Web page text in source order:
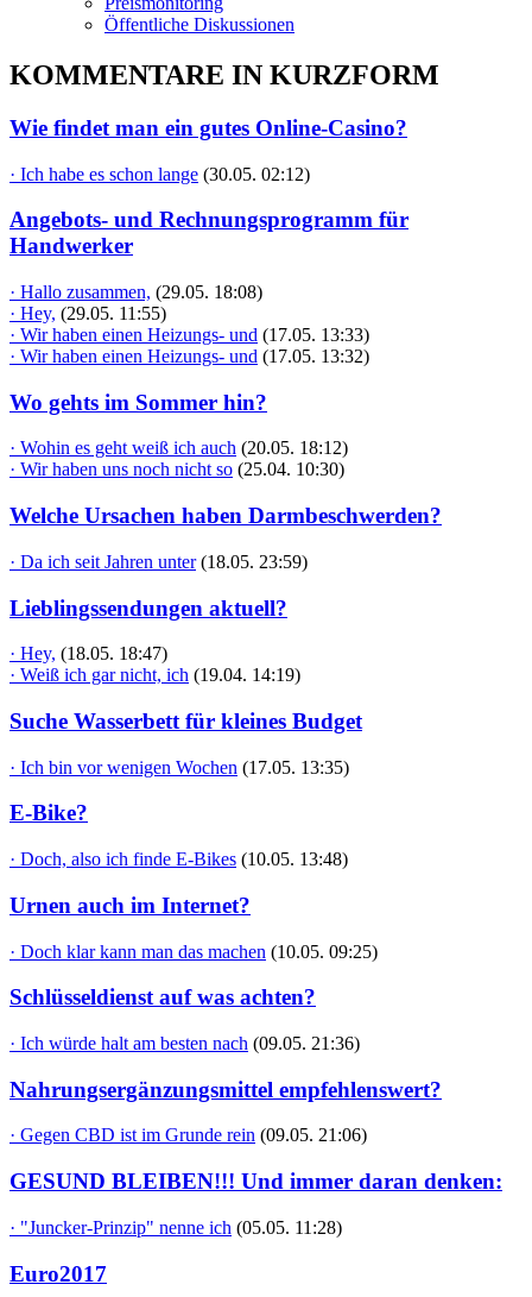
Öffentliche Diskussionen
KOMMENTARE IN KURZFORM
Wie findet man ein gutes Online-Casino?
· Ich habe es schon lange (30.05. 02:12)
Angebots- und Rechnungsprogramm für
Handwerker
· Hallo zusammen, (29.05. 18:08)
· Hey, (29.05. 11:55)
· Wir haben einen Heizungs- und (17.05. 13:33)
· Wir haben einen Heizungs- und (17.05. 13:32)
Wo gehts im Sommer hin?
· Wohin es geht weiß ich auch (20.05. 18:12)
· Wir haben uns noch nicht so (25.04. 10:30)
Welche Ursachen haben Darmbeschwerden?
· Da ich seit Jahren unter (18.05. 23:59)
Lieblingssendungen aktuell?
· Hey, (18.05. 18:47)
· Weiß ich gar nicht, ich (19.04. 14:19)
Suche Wasserbett für kleines Budget
· Ich bin vor wenigen Wochen (17.05. 13:35)
E-Bike?
· Doch, also ich finde E-Bikes (10.05. 13:48)
Urnen auch im Internet?
· Doch klar kann man das machen (10.05. 09:25)
Schlüsseldienst auf was achten?
· Ich würde halt am besten nach (09.05. 21:36)
Nahrungsergänzungsmittel empfehlenswert?
· Gegen CBD ist im Grunde rein (09.05. 21:06)
GESUND BLEIBEN!!! Und immer daran denken:
· "Juncker-Prinzip" nenne ich (05.05. 11:28)
Euro2017